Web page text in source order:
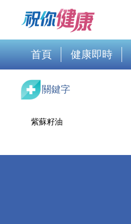
首頁 健康即時
關鍵字
紫蘇籽油